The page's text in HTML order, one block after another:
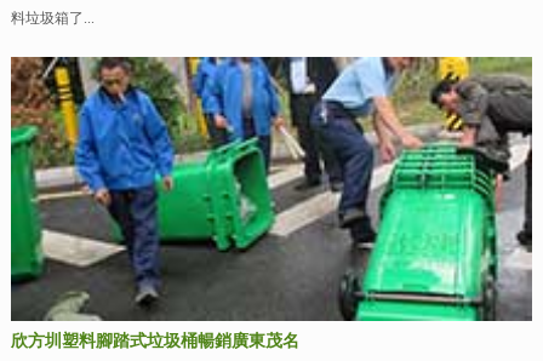
料垃圾箱了...
欣方圳塑料腳踏式垃圾桶暢銷廣東茂名